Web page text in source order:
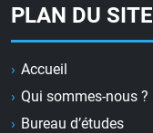
PLAN DU SITE
Accueil
Qui sommes-nous ?
Bureau d’études